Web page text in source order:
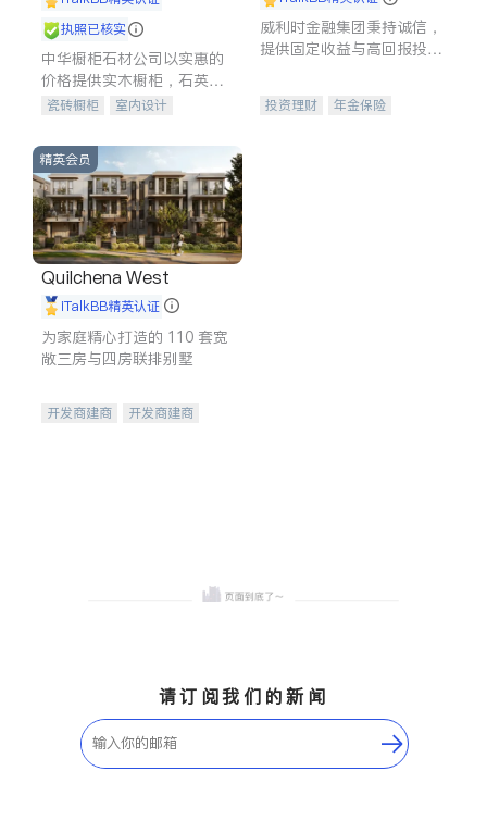
执照已核实
中华橱柜石材公司以实惠的
价格提供实木橱柜，石英石
台面，多种优质不锈钢水
质厨房，家的选择。
瓷砖橱柜
室内设计
室内装修
威利时金融集团秉持诚信，
提供固定收益与高回报投资
合，助力客户实现目标
投资理财
年金保险
精英会员
Quilchena West
iTalkBB精英认证
为家庭精心打造的 110 套宽
敞三房与四房联排别墅
开发商建商
开发商建商
请订阅我们的新闻